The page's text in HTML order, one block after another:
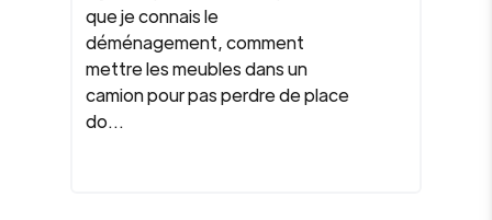
que je connais le
déménagement, comment
mettre les meubles dans un
camion pour pas perdre de place
do...